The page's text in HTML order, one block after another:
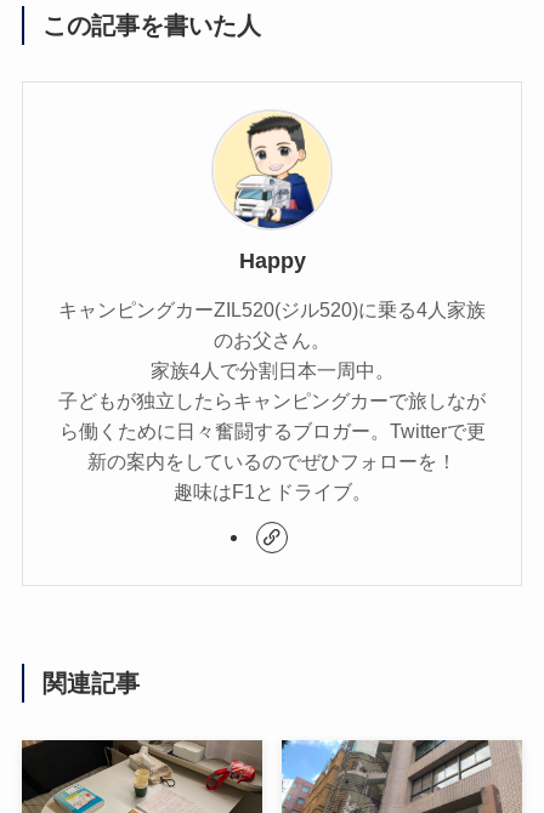
この記事を書いた人
Happy
キャンピングカーZIL520(ジル520)に乗る4人家族
のお父さん。
家族4人で分割日本一周中。
子どもが独立したらキャンピングカーで旅しなが
ら働くために日々奮闘するブロガー。Twitterで更
新の案内をしているのでぜひフォローを！
趣味はF1とドライブ。
関連記事